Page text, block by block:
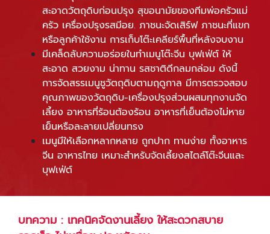
สะอาดวัตถุดิบก่อนปรุง สุขอนามัยของทีมพ่อครัวแม่
ครัว เครื่องปรุงรสมีอย. ภาชนะจัดเสิร์ฟ ภาชนะที่แขก
หรือลูกค้าใช้งาน การเก็บโต๊ะเคลียร์พื้นที่หลังจบงาน
มีเคล็ดลับความอร่อยในทำเมนูโต๊ะจีน บุฟเฟ่ต์ ให้
สะอาด สวยงาม น่าทาน รสชาติดีกลมกล่อม ดังนี้
การจัดสรรเมนูชูวัตถุดิบตามฤดูกาล มีการตรวจสอบ
คุณภาพของวัตถุดิบ-เครื่องปรุงส่วนผสมทุกงานจัด
เลี้ยง อาหารที่ร้อนต้องร้อน อาหารที่เย็นต้องไม่หาย
เย็นหรือละลายเปลี่ยนทรง
เมนูมีให้เลือกหลากหลาย ถูกปาก ทานง่าย ทั้งอาหาร
จีน อาหารไทย เหมาะสำหรับจัดเลี้ยงสไตล์โต๊ะจีนและ
บุฟเฟ่ต์
บทความ : เทคนิคจัดงานเลี้ยง ให้สะดวกสบาย